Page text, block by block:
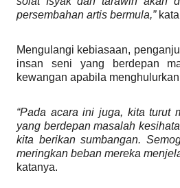
persembahan artis bermula,”
Mengulangi kebiasaan,
insan seni yang berdepan
kewangan apabila
“Pada acara ini juga, kita turut
yang berdepan masalah
kita berikan sumbangan.
meringkan beban mereka
katanya.